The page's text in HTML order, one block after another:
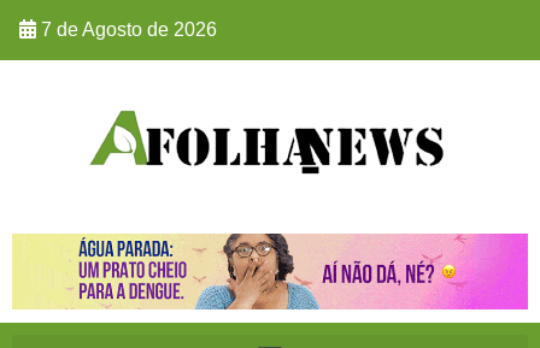
7 de Agosto de 2026